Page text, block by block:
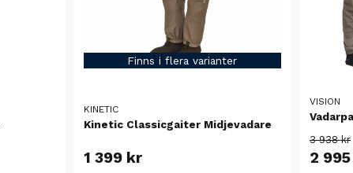
Finns i flera varianter
KINETIC
Kinetic Classicgaiter Midjevadare
1 399 kr
VISION
3 938 kr
2